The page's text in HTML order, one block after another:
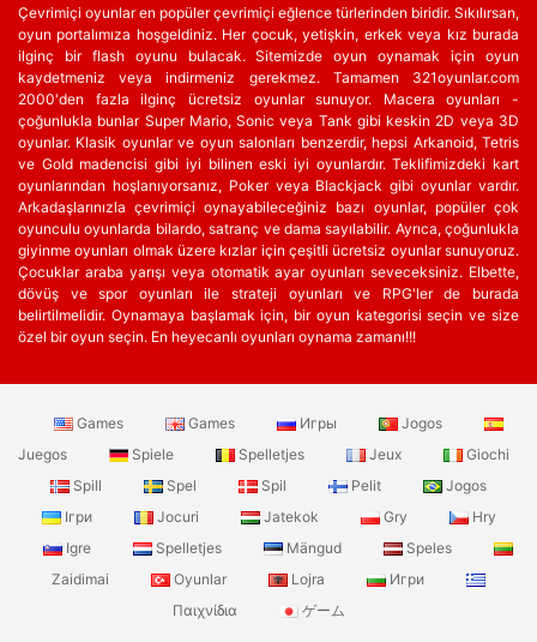
Çevrimiçi oyunlar en popüler çevrimiçi eğlence türlerinden biridir. Sıkılırsan,
oyun portalımıza hoşgeldiniz. Her çocuk, yetişkin, erkek veya kız burada
ilginç bir flash oyunu bulacak. Sitemizde oyun oynamak için oyun
kaydetmeniz veya indirmeniz gerekmez. Tamamen 321oyunlar.com
2000'den fazla ilginç ücretsiz oyunlar sunuyor. Macera oyunları -
çoğunlukla bunlar Super Mario, Sonic veya Tank gibi keskin 2D veya 3D
oyunlar. Klasik oyunlar ve oyun salonları benzerdir, hepsi Arkanoid, Tetris
ve Gold madencisi gibi iyi bilinen eski iyi oyunlardır. Teklifimizdeki kart
oyunlarından hoşlanıyorsanız, Poker veya Blackjack gibi oyunlar vardır.
Arkadaşlarınızla çevrimiçi oynayabileceğiniz bazı oyunlar, popüler çok
oyunculu oyunlarda bilardo, satranç ve dama sayılabilir. Ayrıca, çoğunlukla
giyinme oyunları olmak üzere kızlar için çeşitli ücretsiz oyunlar sunuyoruz.
Çocuklar araba yarışı veya otomatik ayar oyunları seveceksiniz. Elbette,
dövüş ve spor oyunları ile strateji oyunları ve RPG'ler de burada
belirtilmelidir. Oynamaya başlamak için, bir oyun kategorisi seçin ve size
özel bir oyun seçin. En heyecanlı oyunları oynama zamanı!!!
Games Games Игры
Jogos
Juegos
Spiele Spelletjes Jeux
Giochi
Spill
Spel Spil Pelit
Jogos
Ігри
Jocuri Jatekok Gry
Hry
Igre
Spelletjes Mängud
Speles
Zaidimai
Oyunlar Lojra
Игри
Παιχνίδια
ゲーム